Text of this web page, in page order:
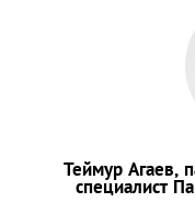
Теймур Агаев,
специалист